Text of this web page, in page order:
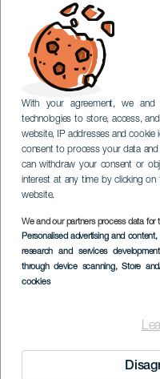
With your agreement, we
technologies to store, access,
website, IP addresses and cookie
consent to process your data and
can withdraw your consent or
interest at any time by clicking on
website.
We and our partners process data for
Personalised advertising and
research and services development
through device scanning, Store
cookies